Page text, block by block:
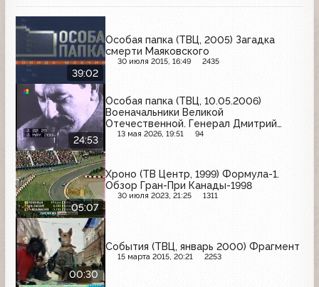
39:02
Особая папка (ТВЦ, 2005) Загадка
смерти Маяковского
30 июля 2015, 16:49 2435
24:53
Особая папка (ТВЦ, 10.05.2006)
Военачальники Великой
Отечественной. Генерал Дмитрий
Павлов
13 мая 2026, 19:51 94
05:07
Хроно (ТВ Центр, 1999) Формула-1.
Обзор Гран-При Канады-1998
30 июля 2023, 21:25 1311
00:30
События (ТВЦ, январь 2000) Фрагмент
15 марта 2015, 20:21 2253